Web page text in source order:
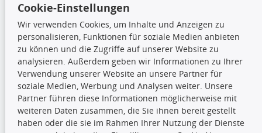
Schneeketten
TecDoc Inside
Die hier angezeigten Daten insbesondere die gesamte Datenbank dürfen
nicht kopiert werden.
Cookie-Einstellungen
Wir verwenden Cookies, um Inhalte und Anzeigen zu
personalisieren, Funktionen für soziale Medien anbieten
zu können und die Zugriffe auf unserer Website zu
analysieren. Außerdem geben wir Informationen zu Ihrer
Verwendung unserer Website an unsere Partner für
soziale Medien, Werbung und Analysen weiter. Unsere
Partner führen diese Informationen möglicherweise mit
weiteren Daten zusammen, die Sie ihnen bereit gestellt
haben oder die sie im Rahmen Ihrer Nutzung der Dienste